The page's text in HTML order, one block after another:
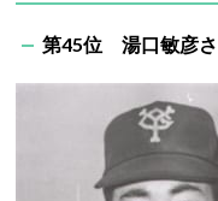
第45位 湯口敏彦